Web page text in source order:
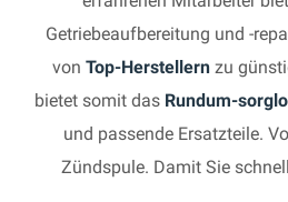
Getriebeaufbereitung und -
von Top-Herstellern zu
bietet somit das Rundum-
und passende Ersatzteile.
Zündspule. Damit Sie